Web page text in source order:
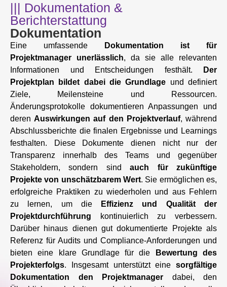
||| Dokumentation &
Berichterstattung
Dokumentation
Eine umfassende
Dokumentation ist für
Projektmanager unerlässlich, da sie alle relevanten
Informationen und Entscheidungen festhält.
Der
Projektplan bildet dabei die Grundlage und definiert
Ziele, Meilensteine und Ressourcen.
Änderungsprotokolle dokumentieren Anpassungen und
derenAuswirkungen auf den Projektverlauf, während
Abschlussberichte die finalen Ergebnisse und Learnings
festhalten. Diese Dokumente dienen nicht nur der
Transparenz innerhalb des Teams und gegenüber
Stakeholdern, sondern sindauch für zukünftige
Projekte von unschätzbarem Wert. Sie ermöglichen es,
erfolgreiche Praktiken zu wiederholen und aus Fehlern
zu lernen, um die
Effizienz und Qualität der
Projektdurchführung kontinuierlich zu verbessern.
Darüber hinaus dienen gut dokumentierte Projekte als
Referenz für Audits und Compliance-Anforderungen und
bieten eine klare Grundlage für die
Bewertung des
Projekterfolgs. Insgesamt unterstützt eine sorgfältige
Dokumentation den Projektmanager dabei, den